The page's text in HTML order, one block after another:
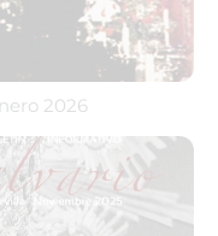
2026